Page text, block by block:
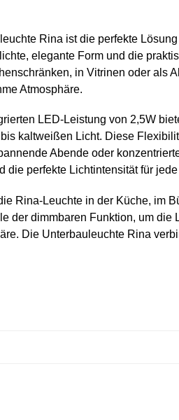
Rina ist die perfekte
elegante Form und die
in Vitrinen oder als
Atmosphäre.
LED-Leistung von 2,5W
kaltweißen Licht. Diese
Abende oder
die perfekte Lichtintensität für
Rina-Leuchte in der Küche, im
der dimmbaren Funktion, um
Die Unterbauleuchte Rina